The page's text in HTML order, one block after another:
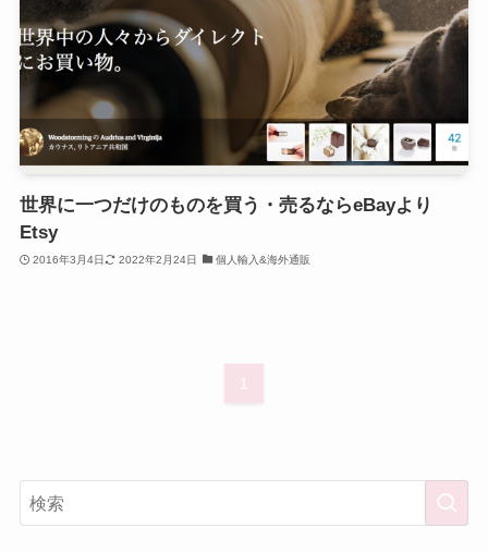
世界に一つだけのものを買う・売るならeBayより
Etsy
2016年3月4日 2022年2月24日 個人輸入&海外通販
1